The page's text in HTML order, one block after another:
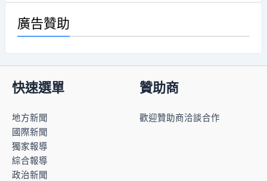
廣告贊助
快速選單
地方新聞
國際新聞
獨家報導
綜合報導
政治新聞
贊助商
歡迎贊助商洽談合作